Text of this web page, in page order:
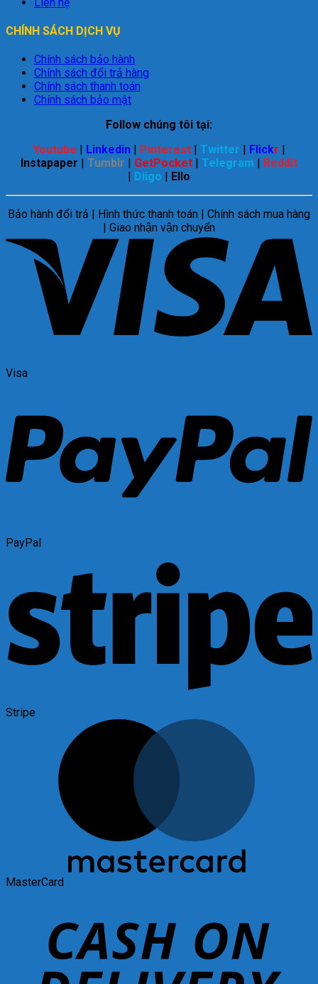
CHÍNH SÁCH DỊCH VỤ
Chính sách bảo hành
Chính sách đổi trả hàng
Chính sách thanh toán
Chính sách bảo mật
Follow chúng tôi tại:
Youtube
Linkedin Pinterest Twitter Flickr
Instapaper
Tumblr GetPocket Telegram
Reddit
Diigo Ello
Bảo hành đổi trả | Hình thức thanh toán | Chính sách mua hàng
| Giao nhận vận chuyển
Visa
PayPal
Stripe
MasterCard